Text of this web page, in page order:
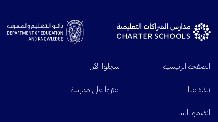
الصفحة الرئيسية سجلوا الآن
نبذة عنا اعثروا على مدرسة
انضموا إلينا